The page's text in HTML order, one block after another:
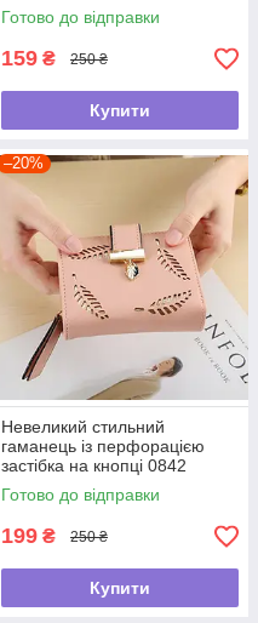
Готово до відправки
159 ₴ 250 ₴
Купити
–20%
Невеликий стильний
гаманець із перфорацією
застібка на кнопці 0842
Рожевий
Готово до відправки
199 ₴ 250 ₴
Купити